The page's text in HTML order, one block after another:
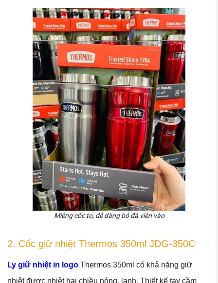
Miệng cốc to, dễ dàng bỏ đá viên vào
2. Cốc giữ nhiệt Thermos 350ml JDG-350C
Ly giữ nhiệt in logo Thermos 350ml có khả năng giữ
nhiệt được nhiệt hai chiều nóng, lạnh. Thiết kế tay cầm